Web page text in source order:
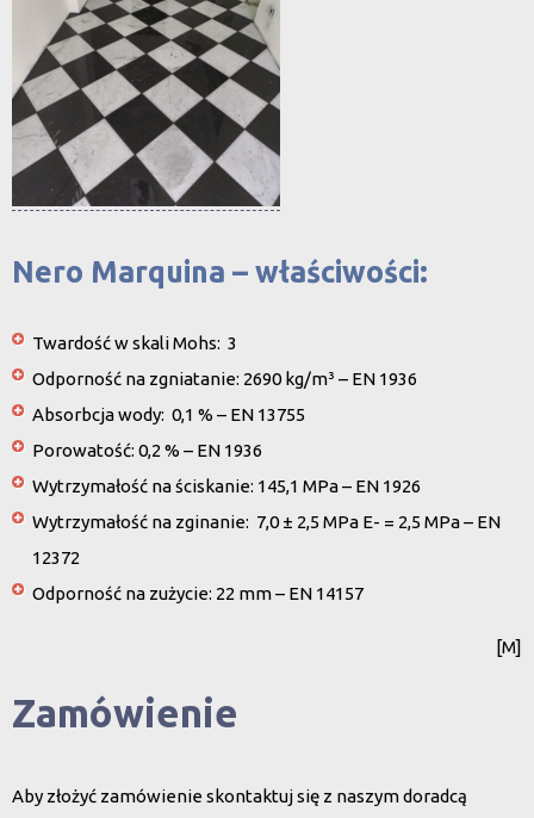
Nero Marquina – właściwości:
Twardość w skali Mohs: 3
Odporność na zgniatanie: 2690 kg/m³ – EN 1936
Absorbcja wody: 0,1 % – EN 13755
Porowatość: 0,2 % – EN 1936
Wytrzymałość na ściskanie: 145,1 MPa – EN 1926
Wytrzymałość na zginanie: 7,0 ± 2,5 MPa E- = 2,5 MPa – EN
12372
Odporność na zużycie: 22 mm – EN 14157
[M]
Zamówienie
Aby złożyć zamówienie skontaktuj się z naszym doradcą